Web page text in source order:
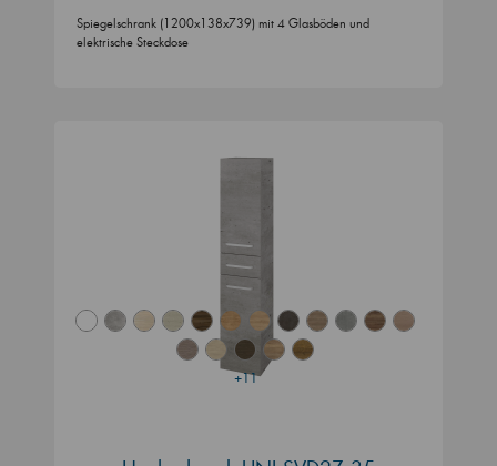
Spiegelschrank (1200x138x739) mit 4 Glasböden und
elektrische Steckdose
+11